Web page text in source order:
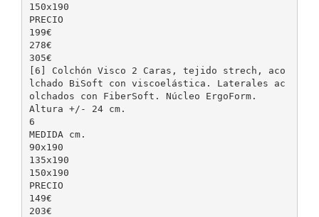
150x190
PRECIO
199€
278€
305€
[6] Colchón Visco 2 Caras, tejido strech, aco
lchado BiSoft con viscoelástica. Laterales ac
olchados con FiberSoft. Núcleo ErgoForm.
Altura +/- 24 cm.
6
MEDIDA cm.
90x190
135x190
150x190
PRECIO
149€
203€